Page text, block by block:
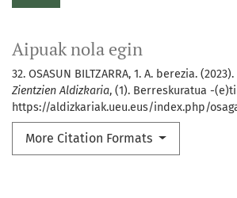
Aipuak nola egin
32. OSASUN BILTZARRA, 1. A. berezia. (2023).
Zientzien Aldizkaria, (1). Berreskuratua -
https://aldizkariak.ueu.eus/index.php/
More Citation Formats